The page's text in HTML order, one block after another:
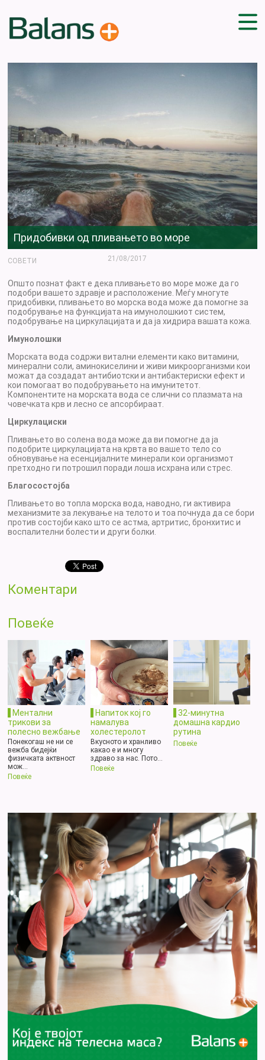
ДОМА
ПЛАН ЗА ИСХРАНА
ЗДРАВИ РЕЦЕПТИ
БЛОГ
ПРОИЗВОДИ
КАМПАЊИ
ЧПП
Придобивки од пливањето во море
СОВЕТИ 21/08/2017
Општо познат факт е дека пливањето во море може да го
подобри вашето здравје и расположение. Меѓу многуте
придобивки, пливањето во морска вода може да помогне за
подобрување на функцијата на имунолошкиот систем,
подобрување на циркулацијата и да ја хидрира вашата кожа.
Имунолошки
Морската вода содржи витални елементи како витамини,
минерални соли, аминокиселини и живи микроорганизми кои
можат да создадат антибиотски и антибактериски ефект и
кои помогаат во подобрувањето на имунитетот.
Компонентите на морската вода се слични со плазмата на
човечката крв и лесно се апсорбираат.
Циркулациски
Пливањето во солена вода може да ви помогне да ја
подобрите циркулацијата на крвта во вашето тело со
обновување на есенцијалните минерали кои организмот
претходно ги потрошил поради лоша исхрана или стрес.
Благосостојба
Пливањето во топла морска вода, наводно, ги активира
механизмите за лекување на телото и тоа почнуда да се бори
против состојби како што се астма, артритис, бронхитис и
воспалителни болести и други болки.
Коментари
Повеќе
Ментални
трикови за
полесно вежбање
Понекогаш не ни се
вежба бидејќи
физичката актвност
мож...
Повеќе
Напиток кој го
намалува
холестеролот
Вкусното и хранливо
какао е и многу
здраво за нас. Пото...
Повеќе
32-минутна
домашна кардио
рутина
Повеќе